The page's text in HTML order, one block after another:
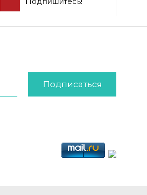
Подписаться